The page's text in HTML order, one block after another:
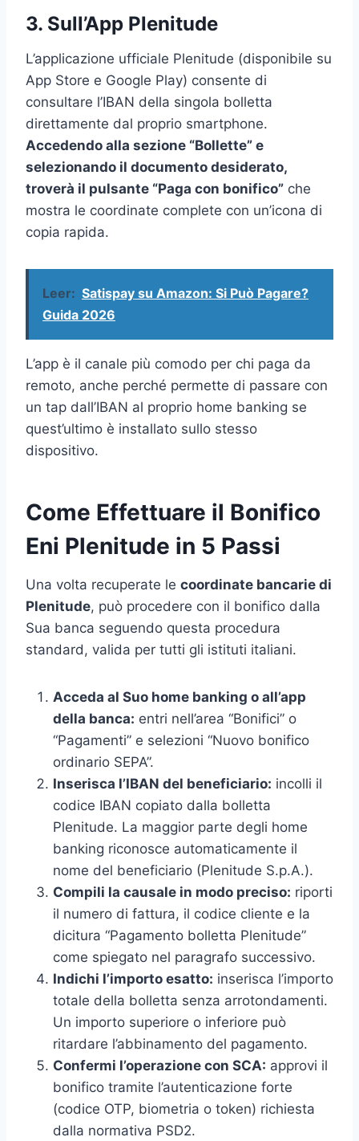
3. Sull’App Plenitude
L’applicazione ufficiale Plenitude (disponibile su
App Store e Google Play) consente di
consultare l’IBAN della singola bolletta
direttamente dal proprio smartphone.
Accedendo alla sezione “Bollette” e
selezionando il documento desiderato,
troverà il pulsante “Paga con bonifico” che
mostra le coordinate complete con un’icona di
copia rapida.
Leer: Satispay su Amazon: Si Può Pagare?
Guida 2026
L’app è il canale più comodo per chi paga da
remoto, anche perché permette di passare con
un tap dall’IBAN al proprio home banking se
quest’ultimo è installato sullo stesso
dispositivo.
Come Effettuare il Bonifico
Eni Plenitude in 5 Passi
Una volta recuperate le coordinate bancarie di
Plenitude, può procedere con il bonifico dalla
Sua banca seguendo questa procedura
standard, valida per tutti gli istituti italiani.
Acceda al Suo home banking o all’app
della banca: entri nell’area “Bonifici” o
“Pagamenti” e selezioni “Nuovo bonifico
ordinario SEPA”.
Inserisca l’IBAN del beneficiario: incolli il
codice IBAN copiato dalla bolletta
Plenitude. La maggior parte degli home
banking riconosce automaticamente il
nome del beneficiario (Plenitude S.p.A.).
Compili la causale in modo preciso: riporti
il numero di fattura, il codice cliente e la
dicitura “Pagamento bolletta Plenitude”
come spiegato nel paragrafo successivo.
Indichi l’importo esatto: inserisca l’importo
totale della bolletta senza arrotondamenti.
Un importo superiore o inferiore può
ritardare l’abbinamento del pagamento.
Confermi l’operazione con SCA: approvi il
bonifico tramite l’autenticazione forte
(codice OTP, biometria o token) richiesta
dalla normativa PSD2.